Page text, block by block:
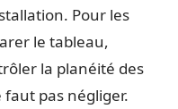
Pour les
le tableau,
la planéité des
faut pas négliger.